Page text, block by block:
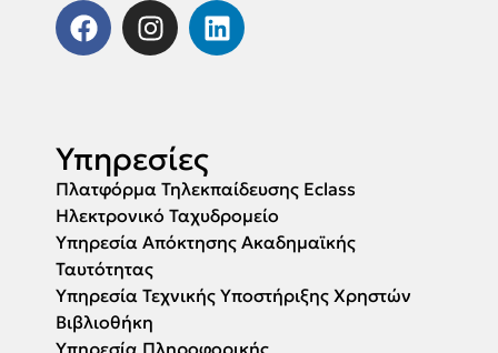
Υπηρεσίες
Πλατφόρμα Τηλεκπαίδευσης Eclass
Ηλεκτρονικό Ταχυδρομείο
Υπηρεσία Απόκτησης Ακαδημαϊκής
Ταυτότητας
Υπηρεσία Τεχνικής Υποστήριξης Χρηστών
Βιβλιοθήκη